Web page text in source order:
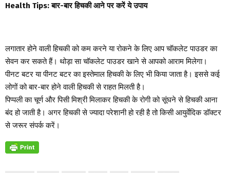
Health Tips: बार-बार हिचकी आने पर करें ये उपाय
लगातार होने वाली हिचकी को कम करने या रोकने के लिए आप चॉकलेट पाउडर का
सेवन कर सकते हैं। थोड़ा सा चॉकलेट पाउडर खाने से आपको आराम मिलेगा।
पीनट बटर या पीनट बटर का इस्तेमाल हिचकी के लिए भी किया जाता है। इससे कई
लोगों को बार-बार होने वाली हिचकी से राहत मिलती है।
पिप्पली का चूर्ण और पिसी मिश्री मिलाकर हिचकी के रोगी को सूंघने से हिचकी आना
बंद हो जाती है। अगर हिचकी से ज्यादा परेशानी हो रही है तो किसी आयुर्वेदिक डॉक्टर
से जरूर संपर्क करें।